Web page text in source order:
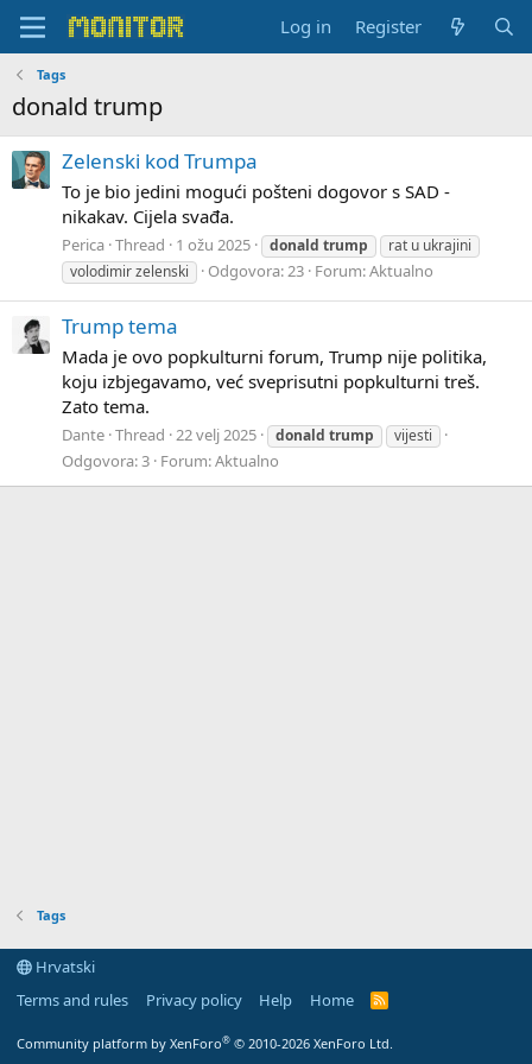
Log in Register
Tags
donald trump
Zelenski kod Trumpa
To je bio jedini mogući pošteni dogovor s SAD -
nikakav. Cijela svađa.
Perica Thread 1 ožu 2025 donald trump
rat u ukrajini
volodimir zelenski
Odgovora: 23 Forum:Aktualno
Trump tema
Mada je ovo popkulturni forum, Trump nije politika,
koju izbjegavamo, već sveprisutni popkulturni treš.
Zato tema.
Dante Thread 22 velj 2025 donald trump vijesti
Odgovora: 3 Forum:Aktualno
Tags
Hrvatski
Terms and rules
Privacy policy Help Home
R
Community platform by XenForo® © 2010-2026 XenForo Ltd.